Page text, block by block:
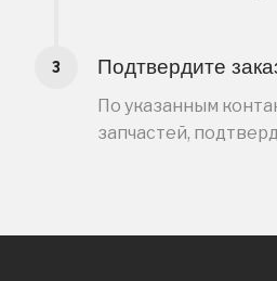
Подтвердите
По указанным
запчастей,